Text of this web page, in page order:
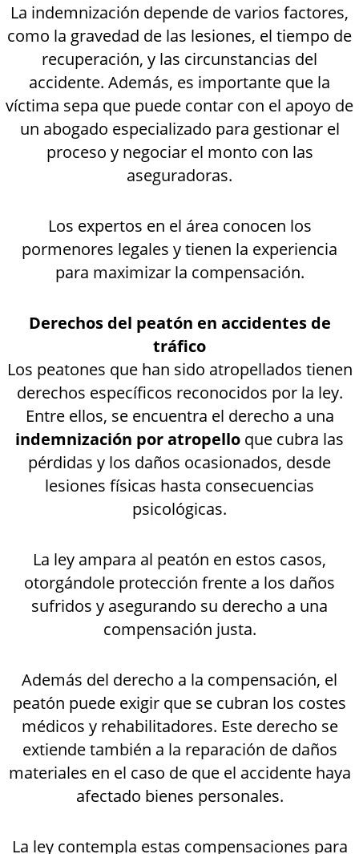
La indemnización depende de varios factores,
como la gravedad de las lesiones, el tiempo de
recuperación, y las circunstancias del
accidente. Además, es importante que la
víctima sepa que puede contar con el apoyo de
un abogado especializado para gestionar el
proceso y negociar el monto con las
aseguradoras.
Los expertos en el área conocen los
pormenores legales y tienen la experiencia
para maximizar la compensación.
Derechos del peatón en accidentes de
tráfico
Los peatones que han sido atropellados tienen
derechos específicos reconocidos por la ley.
Entre ellos, se encuentra el derecho a una
indemnización por atropello que cubra las
pérdidas y los daños ocasionados, desde
lesiones físicas hasta consecuencias
psicológicas.
La ley ampara al peatón en estos casos,
otorgándole protección frente a los daños
sufridos y asegurando su derecho a una
compensación justa.
Además del derecho a la compensación, el
peatón puede exigir que se cubran los costes
médicos y rehabilitadores. Este derecho se
extiende también a la reparación de daños
materiales en el caso de que el accidente haya
afectado bienes personales.
La ley contempla estas compensaciones para